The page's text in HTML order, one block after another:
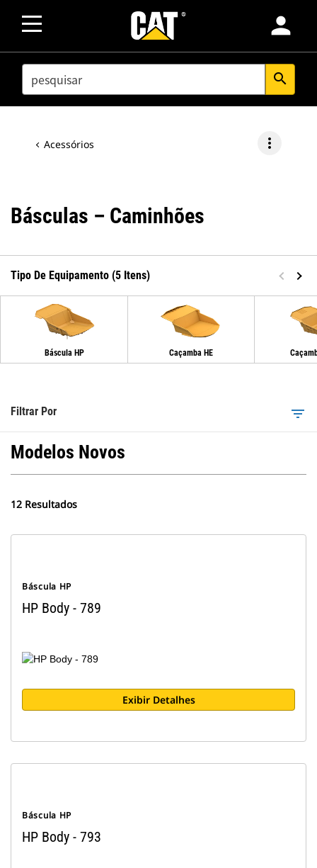
person
SEARCH search
Acessórios more_vert
Básculas – Caminhões
Tipo De Equipamento (5 Itens)
Báscula HP Caçamba HE
Filtrar Por filter_list
Modelos Novos
12 Resultados
Báscula HP
HP Body - 789
Exibir Detalhes
Báscula HP
HP Body - 793